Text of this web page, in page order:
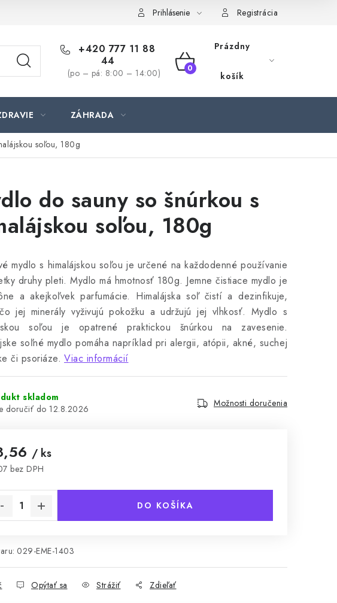
Prihlásenie Registrácia
+420 777 11 88
44
(po – pá: 8:00 – 14:00)
NÁKUPNÝ
Prázdny
košík
ZÁHRADA
soľou, 180g
do sauny so šnúrkou s
soľou, 180g
mydlo s himalájskou soľou je určené na každodenné používanie
druhy pleti. Mydlo má hmotnosť 180g. Jemne čistiace mydlo je
a akejkoľvek parfumácie. Himalájska soľ čistí a dezinfikuje,
jej minerály vyživujú pokožku a udržujú jej vlhkosť. Mydlo s
soľou je opatrené praktickou šnúrkou na zavesenie.
soľné mydlo pomáha napríklad pri alergii, atópii, akné, suchej
či psoriáze. Viac informácií
skladom
12.8.2026
Možnosti doručenia
/ ks
bez DPH
DO KOŠÍKA
029-EME-1403
Opýtať sa Strážiť Zdieľať